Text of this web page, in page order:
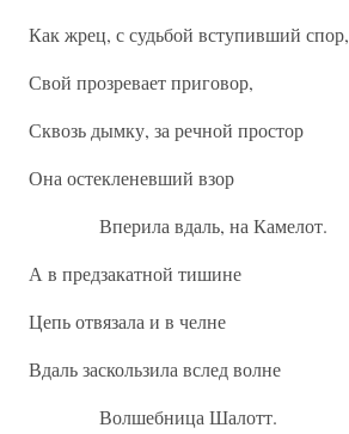
Как жрец, с судьбой вступивший спор,
Свой прозревает приговор,
Сквозь дымку, за речной простор
Она остекленевший взор
Вперила вдаль, на Камелот.
А в предзакатной тишине
Цепь отвязала и в челне
Вдаль заскользила вслед волне
Волшебница Шалотт.